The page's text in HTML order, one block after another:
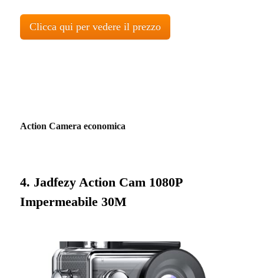
Clicca qui per vedere il prezzo
Action Camera economica
4. Jadfezy Action Cam 1080P
Impermeabile 30M